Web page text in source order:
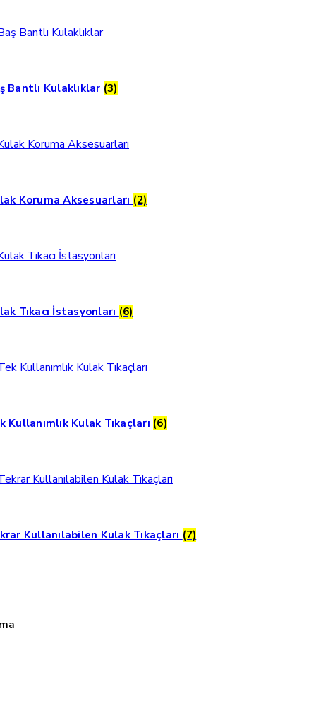
Bantlı Kulaklıklar (3)
Koruma Aksesuarları (2)
Tıkacı İstasyonları (6)
Kullanımlık Kulak Tıkaçları (6)
Kullanılabilen Kulak Tıkaçları (7)